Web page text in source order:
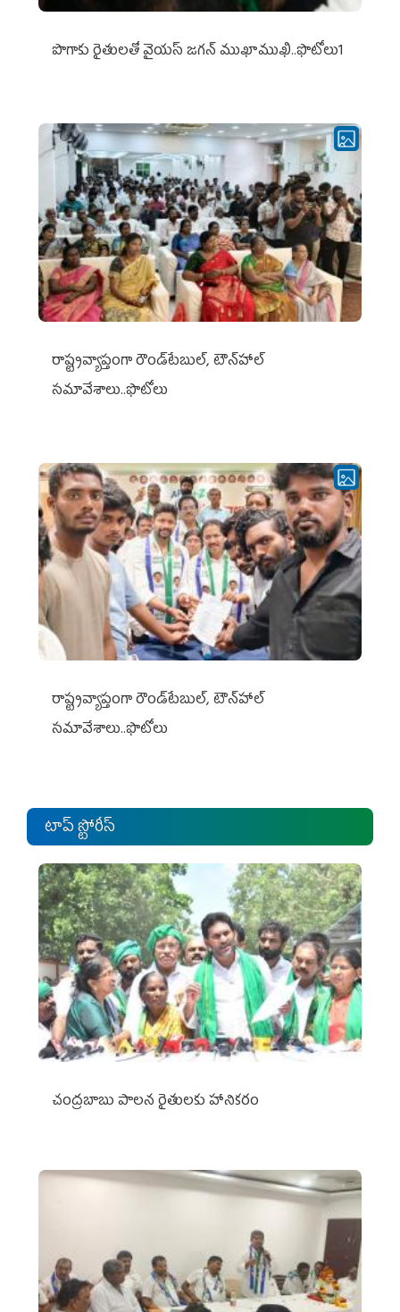
పొగాకు రైతుల‌తో వైయ‌స్ జ‌గ‌న్ ముఖాముఖి..ఫొటోలు1
రాష్ట్రవ్యాప్తంగా రౌండ్‌టేబుల్‌, టౌన్‌హాల్‌
సమావేశాలు..ఫొటోలు
రాష్ట్రవ్యాప్తంగా రౌండ్‌టేబుల్‌, టౌన్‌హాల్‌
సమావేశాలు..ఫొటోలు
టాప్ స్టోరీస్
చంద్రబాబు పాలన రైతులకు హానికరం